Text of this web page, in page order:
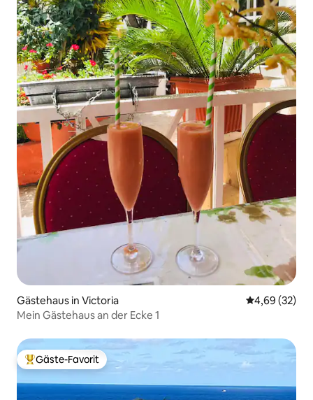
Gästehaus in Victoria
4,69 (32)
Mein Gästehaus an der Ecke 1
Beliebter Gäste-Favorit.
Gäste-Favorit